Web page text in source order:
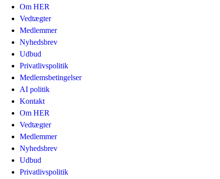
Om HER
Vedtægter
Medlemmer
Nyhedsbrev
Udbud
Privatlivspolitik
Medlemsbetingelser
AI politik
Kontakt
Om HER
Vedtægter
Medlemmer
Nyhedsbrev
Udbud
Privatlivspolitik